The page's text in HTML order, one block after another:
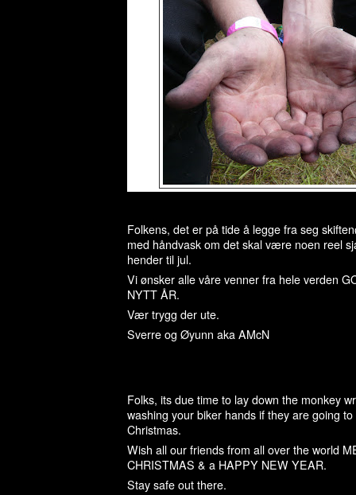
Folkens, det er på tide å legge fra seg
med håndvask om det skal være noen reel
hender til jul.
Vi ønsker alle våre venner fra hele verden
NYTT ÅR.
Vær trygg der ute.
Sverre og Øyunn aka AMcN
Folks, its due time to lay down the monkey
washing your biker hands if they are going
Christmas.
Wish all our friends from all over the world
CHRISTMAS & a HAPPY NEW YEAR.
Stay safe out there.